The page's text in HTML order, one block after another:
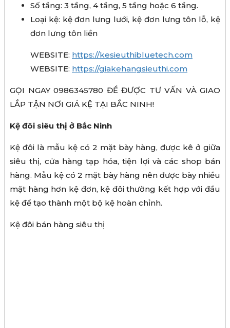
Số tầng: 3 tầng, 4 tầng, 5 tầng hoặc 6 tầng.
Loại kệ: kệ đơn lưng lưới, kệ đơn lưng tôn lỗ, kệ
đơn lưng tôn liền
WEBSITE: https://kesieuthibluetech.com
WEBSITE: https://giakehangsieuthi.com
GỌI NGAY 0986345780 ĐỂ ĐƯỢC TƯ VẤN VÀ GIAO
LẮP TẬN NƠI GIÁ KỆ TẠI BẮC NINH!
Kệ đôi siêu thị ở Bắc Ninh
Kệ đôi là mẫu kệ có 2 mặt bày hàng, được kê ở giữa
siêu thị, cửa hàng tạp hóa, tiện lợi và các shop bán
hàng. Mẫu kệ có 2 mặt bày hàng nên được bày nhiều
mặt hàng hơn kệ đơn, kệ đôi thường kết hợp với đầu
kệ để tạo thành một bộ kệ hoàn chỉnh.
Kệ đôi bán hàng siêu thị